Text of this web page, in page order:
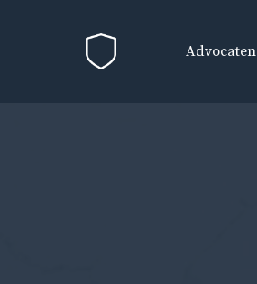
Advocaten